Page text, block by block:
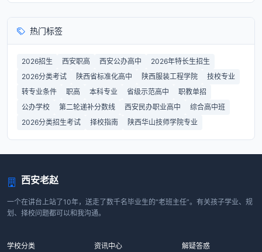
热门标签
2026招生 西安职高 西安公办高中
2026年特长生招生
2026分类考试
陕西省标准化高中 陕西服装工程学院
技校专业
转专业条件
职高 本科专业 省级示范高中
职教单招
公办学校
第二轮递补分数线 西安民办职业高中
综合高中班
2026分类招生考试
择校指南 陕西华山技师学院专业
西安老赵
一个在讲台上站了10年，送走了数千名毕业生的“老班主任”。有关孩子学业、规
划、择校问题都可以和我沟通。
学校分类 资讯中心 解疑答惑